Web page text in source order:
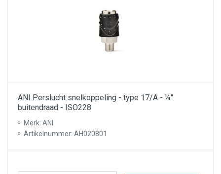
ANI Perslucht snelkoppeling - type 17/A - ¼''
buitendraad - ISO228
Merk: ANI
Artikelnummer: AH020801